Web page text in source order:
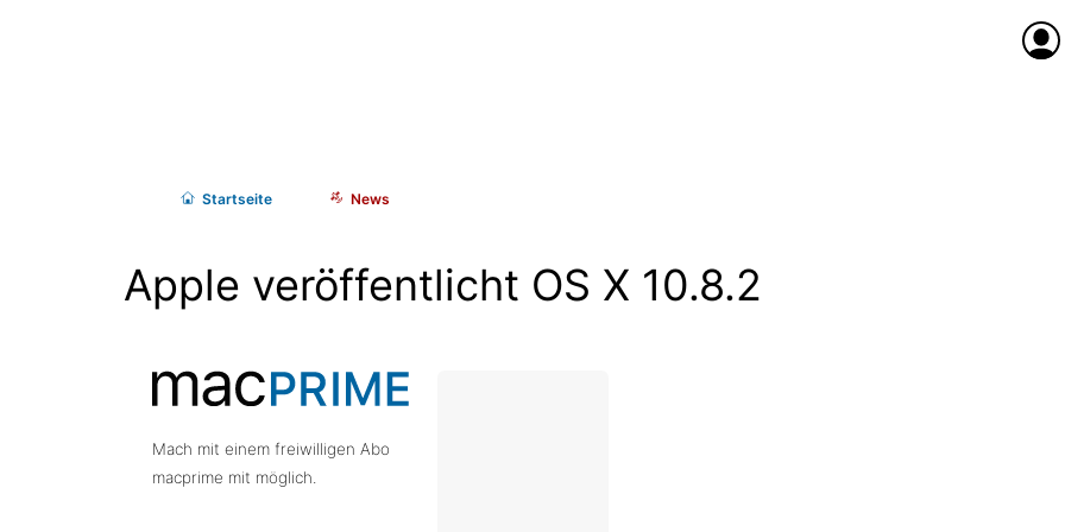
Startseite News
Apple veröffentlicht OS X 10.8.2
Mach mit einem freiwilligen Abo
macprime mit möglich.